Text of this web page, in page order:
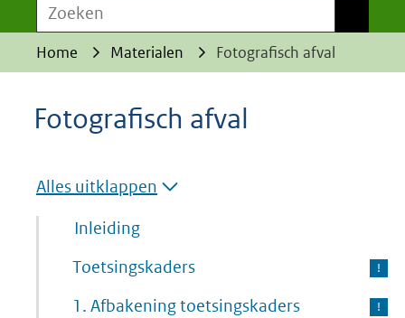
Zoeken
Home Materialen Fotografisch afval
Fotografisch afval
Alles uitklappen
Inleiding
Toetsingskaders
1. Afbakening toetsingskaders